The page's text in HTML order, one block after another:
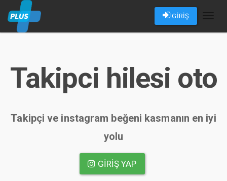
GİRİŞ
Takipci hilesi oto
Takipçi ve instagram beğeni kasmanın en iyi
yolu
GIRIŞ YAP